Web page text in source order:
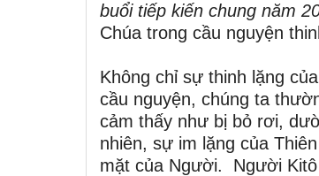
buổi tiếp kiến chung năm
Chúa trong cầu nguyện
Không chỉ sự thinh lặng
cầu nguyện, chúng ta
cảm thấy như bị bỏ rơi,
nhiên, sự im lặng của
mặt của Người. Người Kitô